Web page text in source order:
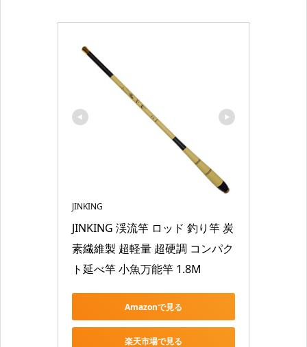
JINKING
JINKING 渓流竿 ロッド 釣り竿 炭
素繊維製 超軽量 超硬調 コンパク
ト延べ竿 小魚万能竿 1.8M
Amazonで見る
楽天市場で見る